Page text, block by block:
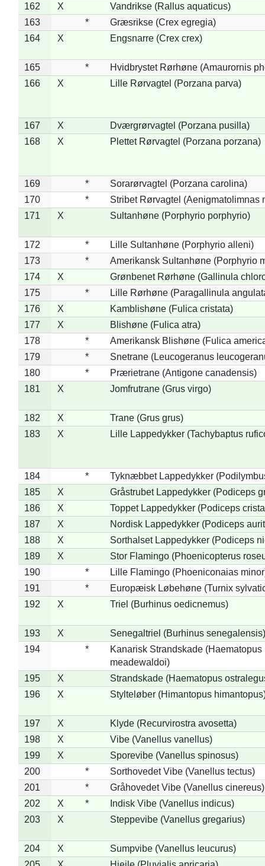
162
X
Vandrikse (Rallus aquaticus)
163
*
Græsrikse (Crex egregia)
164
X Engsnarre (Crex crex)
165 *
Hvidbrystet Rørhøne (Amaurornis
166
X Lille Rørvagtel (Porzana parva)
167 X
Dværgrørvagtel (Porzana pusilla)
168
X Plettet Rørvagtel (Porzana porzana)
169 *
Sorarørvagtel (Porzana carolina)
170
*
Stribet Rørvagtel (Aenigmatolimnas
171
X Sultanhøne (Porphyrio porphyrio)
172 *
Lille Sultanhøne (Porphyrio alleni)
173
*
Amerikansk Sultanhøne (Porphyrio
174
X
Grønbenet Rørhøne (Gallinula
175
*
Lille Rørhøne (Paragallinula
176
X
Kamblishøne (Fulica cristata)
177
X
Blishøne (Fulica atra)
178
*
Amerikansk Blishøne (Fulica
179
*
Snetrane (Leucogeranus
180
*
Prærietrane (Antigone canadensis)
181
X Jomfrutrane (Grus virgo)
182 X
Trane (Grus grus)
183
X Lille Lappedykker (Tachybaptus
184 *
Tyknæbbet Lappedykker
185
X
Gråstrubet Lappedykker (Podiceps
186
X
Toppet Lappedykker (Podiceps
187
X
Nordisk Lappedykker (Podiceps
188
X
Sorthalset Lappedykker (Podiceps
189
X
Stor Flamingo (Phoenicopterus
190
*
Lille Flamingo (Phoeniconaias
191
*
Europæisk Løbehøne (Turnix
192
X Triel (Burhinus oedicnemus)
193 X
Senegaltriel (Burhinus senegalensis)
194
*
Kanarisk Strandskade (Haematopus
meadewaldoi)
195
X
Strandskade (Haematopus
196
X Stylteløber (Himantopus
197 X
Klyde (Recurvirostra avosetta)
198
X
Vibe (Vanellus vanellus)
199
X
Sporevibe (Vanellus spinosus)
200
*
Sorthovedet Vibe (Vanellus tectus)
201
*
Gråhovedet Vibe (Vanellus cinereus)
202
X *
Indisk Vibe (Vanellus indicus)
203
X Steppevibe (Vanellus gregarius)
204 X
Sumpvibe (Vanellus leucurus)